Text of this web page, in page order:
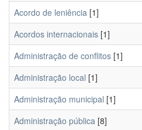
Acordo de leniência [1]
Acordos internacionais [1]
Administração de conflitos [1]
Administração local [1]
Administração municipal [1]
Administração pública [8]